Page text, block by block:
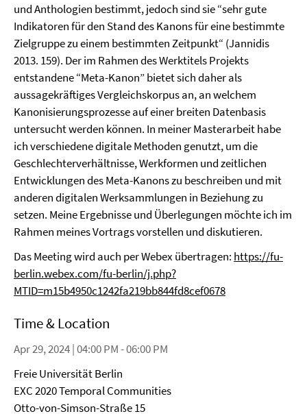
und Anthologien bestimmt, jedoch sind sie “sehr gute
Indikatoren für den Stand des Kanons für eine bestimmte
Zielgruppe zu einem bestimmten Zeitpunkt“ (Jannidis
2013. 159). Der im Rahmen des Werktitels Projekts
entstandene “Meta-Kanon” bietet sich daher als
aussagekräftiges Vergleichskorpus an, an welchem
Kanonisierungsprozesse auf einer breiten Datenbasis
untersucht werden können. In meiner Masterarbeit habe
ich verschiedene digitale Methoden genutzt, um die
Geschlechterverhältnisse, Werkformen und zeitlichen
Entwicklungen des Meta-Kanons zu beschreiben und mit
anderen digitalen Werksammlungen in Beziehung zu
setzen. Meine Ergebnisse und Überlegungen möchte ich im
Rahmen meines Vortrags vorstellen und diskutieren.
Das Meeting wird auch per Webex übertragen: https://fu-
berlin.webex.com/fu-berlin/j.php?
MTID=m15b4950c1242fa219bb844fd8cef0678
Time & Location
Apr 29, 2024 | 04:00 PM - 06:00 PM
Freie Universität Berlin
EXC 2020 Temporal Communities
Otto-von-Simson-Straße 15